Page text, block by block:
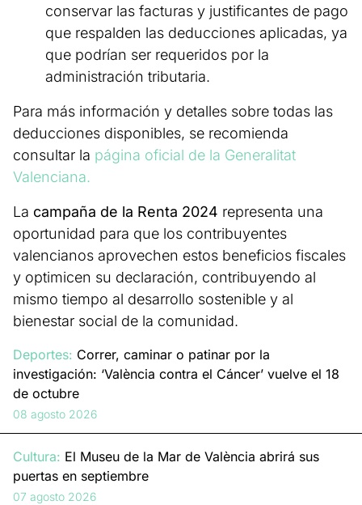
conservar las facturas y justificantes de pago
que respalden las deducciones aplicadas, ya
que podrían ser requeridos por la
administración tributaria.
Para más información y detalles sobre todas las
deducciones disponibles, se recomienda
consultar la página oficial de la Generalitat
Valenciana.
La campaña de la Renta 2024 representa una
oportunidad para que los contribuyentes
valencianos aprovechen estos beneficios fiscales
y optimicen su declaración, contribuyendo al
mismo tiempo al desarrollo sostenible y al
bienestar social de la comunidad.
Deportes: Correr, caminar o patinar por la
investigación: ‘València contra el Cáncer’ vuelve el 18
de octubre
08 agosto 2026
Cultura: El Museu de la Mar de València abrirá sus
puertas en septiembre
07 agosto 2026